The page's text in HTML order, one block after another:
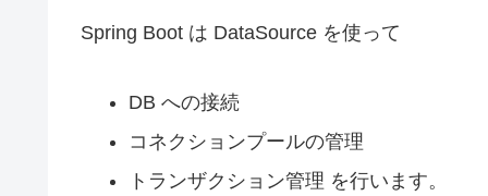
Spring Boot は DataSource を使って
DB への接続
コネクションプールの管理
トランザクション管理 を行います。